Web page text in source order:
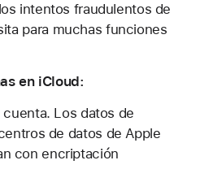
intentos fraudulentos de
para muchas funciones
en iCloud:
Los datos de
de datos de Apple
con encriptación